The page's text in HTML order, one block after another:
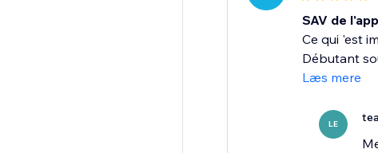
SAV de
Ce qui 'est
Débutant
Læs mere
LE